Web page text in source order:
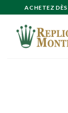
to
content
ACHETEZ